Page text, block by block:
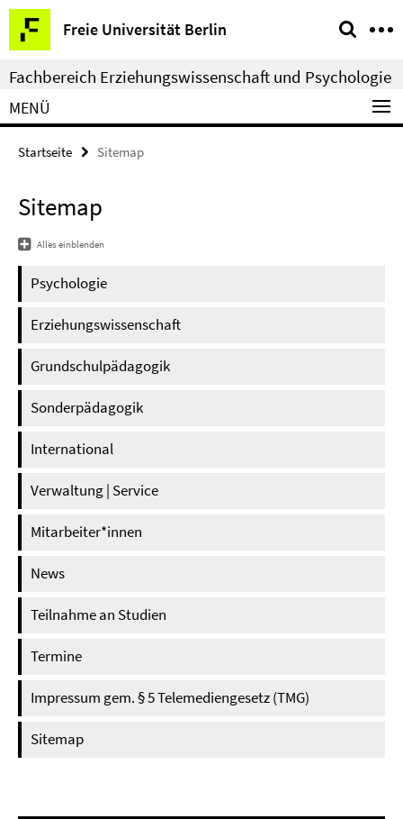
Springe
direkt
zu
Inhalt
Freie Universität Berlin
Service-
Navigation
Fachbereich Erziehungswissenschaft und Psychologie
MENÜ
Startseite Sitemap
Sitemap
Alles einblenden
Psychologie
Erziehungswissenschaft
Grundschulpädagogik
Sonderpädagogik
International
Verwaltung | Service
Mitarbeiter*innen
News
Teilnahme an Studien
Termine
Impressum gem. § 5 Telemediengesetz (TMG)
Sitemap